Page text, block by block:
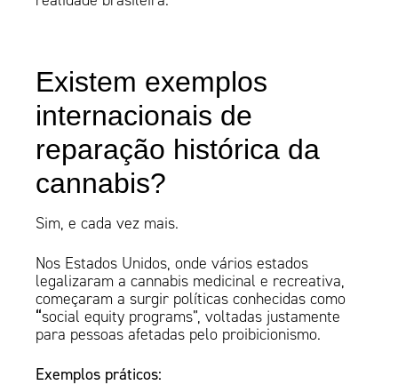
Existem exemplos
internacionais de
reparação histórica da
cannabis?
Sim, e cada vez mais.
Nos Estados Unidos, onde vários estados
legalizaram a cannabis medicinal e recreativa,
começaram a surgir políticas conhecidas como
“social equity programs”, voltadas justamente
para pessoas afetadas pelo proibicionismo.
Exemplos práticos: